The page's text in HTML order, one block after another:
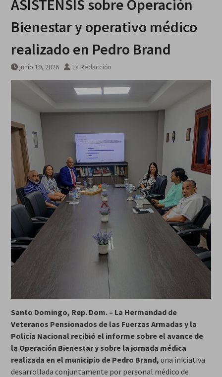
galardonados?
ASISTENSIS sobre Operación
Bienestar y operativo médico
realizado en Pedro Brand
junio 19, 2026 La Redacción
Santo Domingo, Rep. Dom. – La Hermandad de
Veteranos Pensionados de las Fuerzas Armadas y la
Policía Nacional recibió el informe sobre el avance de
la Operación Bienestar y sobre la jornada médica
realizada en el municipio de Pedro Brand, una iniciativa
desarrollada conjuntamente por personal médico de